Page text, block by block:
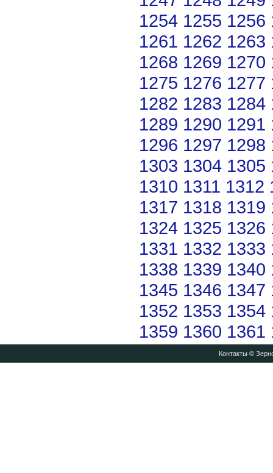
1254 1255 1256
1261 1262 1263
1268 1269 1270
1275 1276 1277
1282 1283 1284
1289 1290 1291
1296 1297 1298
1303 1304 1305
1310 1311 1312
1317 1318 1319
1324 1325 1326
1331 1332 1333
1338 1339 1340
1345 1346 1347
1352 1353 1354
1359 1360 1361
Контакты©